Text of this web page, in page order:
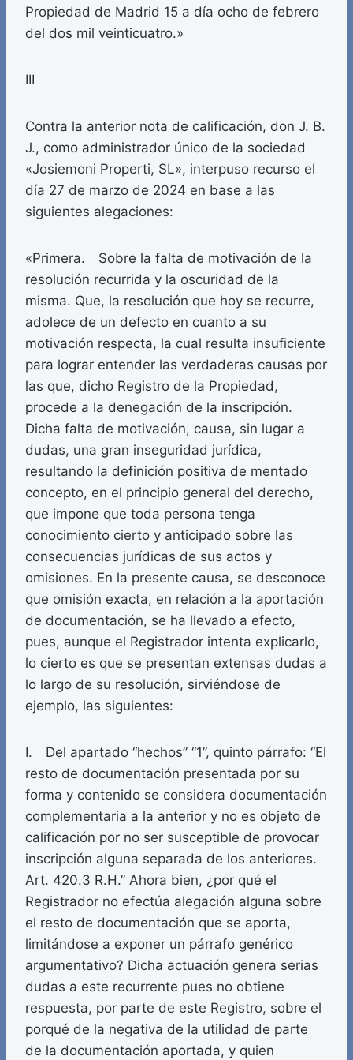
Propiedad de Madrid 15 a día ocho de febrero
del dos mil veinticuatro.»
III
Contra la anterior nota de calificación, don J. B.
J., como administrador único de la sociedad
«Josiemoni Properti, SL», interpuso recurso el
día 27 de marzo de 2024 en base a las
siguientes alegaciones:
«Primera. Sobre la falta de motivación de la
resolución recurrida y la oscuridad de la
misma. Que, la resolución que hoy se recurre,
adolece de un defecto en cuanto a su
motivación respecta, la cual resulta insuficiente
para lograr entender las verdaderas causas por
las que, dicho Registro de la Propiedad,
procede a la denegación de la inscripción.
Dicha falta de motivación, causa, sin lugar a
dudas, una gran inseguridad jurídica,
resultando la definición positiva de mentado
concepto, en el principio general del derecho,
que impone que toda persona tenga
conocimiento cierto y anticipado sobre las
consecuencias jurídicas de sus actos y
omisiones. En la presente causa, se desconoce
que omisión exacta, en relación a la aportación
de documentación, se ha llevado a efecto,
pues, aunque el Registrador intenta explicarlo,
lo cierto es que se presentan extensas dudas a
lo largo de su resolución, sirviéndose de
ejemplo, las siguientes:
I. Del apartado “hechos” “1”, quinto párrafo: “El
resto de documentación presentada por su
forma y contenido se considera documentación
complementaria a la anterior y no es objeto de
calificación por no ser susceptible de provocar
inscripción alguna separada de los anteriores.
Art. 420.3 R.H.” Ahora bien, ¿por qué el
Registrador no efectúa alegación alguna sobre
el resto de documentación que se aporta,
limitándose a exponer un párrafo genérico
argumentativo? Dicha actuación genera serias
dudas a este recurrente pues no obtiene
respuesta, por parte de este Registro, sobre el
porqué de la negativa de la utilidad de parte
de la documentación aportada, y quien